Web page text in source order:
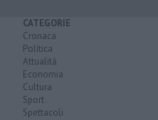
CATEGORIE
Cronaca
Politica
Attualità
Economia
Cultura
Sport
Spettacoli